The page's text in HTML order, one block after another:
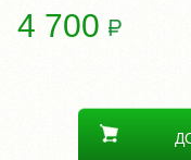
4 700